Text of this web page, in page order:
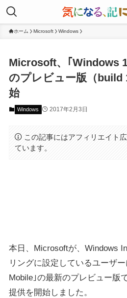
ホーム Microsoft Windows
Microsoft、｢Windows
のプレビュー版（build
始
Windows 2017年2月3日
この記事にはアフィリエイト
ています。
本日、Microsoftが、Windows
リングに設定しているユーザ
Mobile｣の最新のプレビュー版
提供を開始しました。